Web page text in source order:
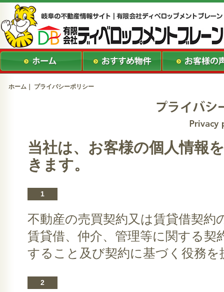
ホーム ｜ プライバシーポリシー
当社は、お客様の個人情報
きます。
1
不動産の売買契約又は賃貸借契
賃貸借、仲介、管理等に関する契
すること及び契約に基づく役務を
2